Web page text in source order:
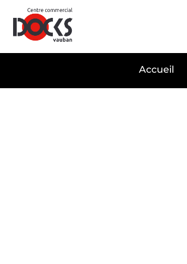
Accueil
Panneau de gestion des cookies